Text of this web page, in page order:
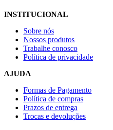
INSTITUCIONAL
Sobre nós
Nossos produtos
Trabalhe conosco
Política de privacidade
AJUDA
Formas de Pagamento
Política de compras
Prazos de entrega
Trocas e devoluções